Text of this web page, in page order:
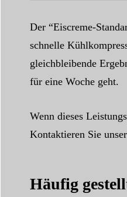
Der “Eiscreme-
schnelle
gleichbleibende
für eine Woche geht.
Wenn dieses
Kontaktieren Sie
Häufig